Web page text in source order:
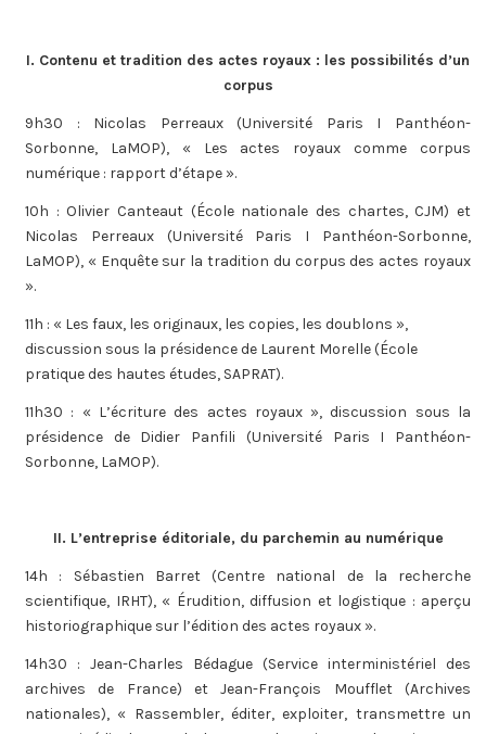
I. Contenu et tradition des actes royaux : les possibilités d’un
corpus
9h30 : Nicolas Perreaux (Université Paris I Panthéon-
Sorbonne, LaMOP), « Les actes royaux comme corpus
numérique : rapport d’étape ».
10h : Olivier Canteaut (École nationale des chartes, CJM) et
Nicolas Perreaux (Université Paris I Panthéon-Sorbonne,
LaMOP), « Enquête sur la tradition du corpus des actes royaux
».
11h : « Les faux, les originaux, les copies, les doublons »,
discussion sous la présidence de Laurent Morelle (École
pratique des hautes études, SAPRAT).
11h30 : « L’écriture des actes royaux », discussion sous la
présidence de Didier Panfili (Université Paris I Panthéon-
Sorbonne, LaMOP).
II. L’entreprise éditoriale, du parchemin au numérique
14h : Sébastien Barret (Centre national de la recherche
scientifique, IRHT), « Érudition, diffusion et logistique : aperçu
historiographique sur l’édition des actes royaux ».
14h30 : Jean-Charles Bédague (Service interministériel des
archives de France) et Jean-François Moufflet (Archives
nationales), « Rassembler, éditer, exploiter, transmettre un